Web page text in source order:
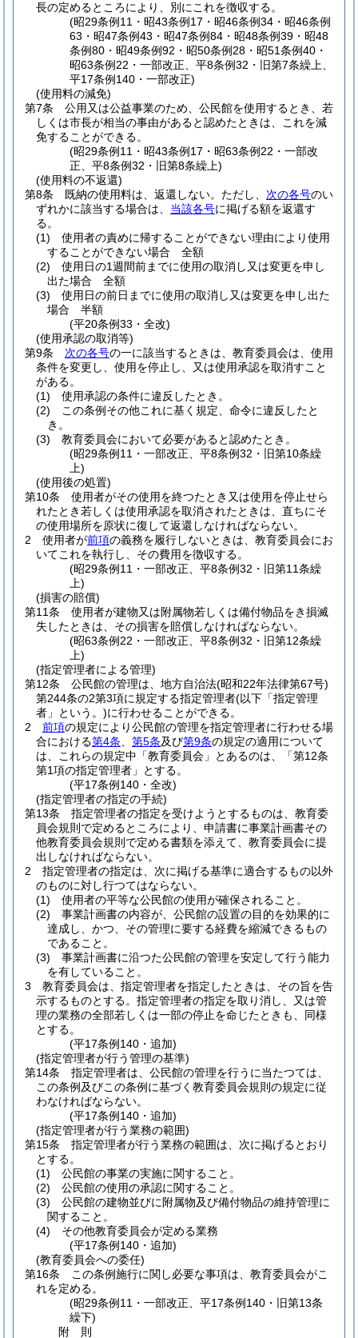
長の定めるところにより、別にこれを徴収する。
(昭29条例11・昭43条例17・昭46条例34・昭46条例
63・昭47条例43・昭47条例84・昭48条例39・昭48
条例80・昭49条例92・昭50条例28・昭51条例40・
昭63条例22・一部改正、平8条例32・旧第7条繰上、
平17条例140・一部改正)
(使用料の減免)
第7条
公用又は公益事業のため、公民館を使用するとき、若
しくは市長が相当の事由があると認めたときは、これを減
免することができる。
(昭29条例11・昭43条例17・昭63条例22・一部改
正、平8条例32・旧第8条繰上)
(使用料の不返還)
第8条
既納の使用料は、返還しない。 ただし、 次の各号のい
ずれかに該当する場合は、 当該各号に掲げる額を返還す
る。
(1)
使用者の責めに帰することができない理由により使用
することができない場合 全額
(2)
使用日の1週間前までに使用の取消し又は変更を申し
出た場合 全額
(3)
使用日の前日までに使用の取消し又は変更を申し出た
場合 半額
(平20条例33・全改)
(使用承認の取消等)
第9条
次の各号の一に該当するときは、教育委員会は、使用
条件を変更し、使用を停止し、又は使用承認を取消すこと
がある。
(1)
使用承認の条件に違反したとき。
(2)
この条例その他これに基く規定、命令に違反したと
き。
(3)
教育委員会において必要があると認めたとき。
(昭29条例11・一部改正、平8条例32・旧第10条繰
上)
(使用後の処置)
第10条
使用者がその使用を終つたとき又は使用を停止せら
れたとき若しくは使用承認を取消されたときは、直ちにそ
の使用場所を原状に復して返還しなければならない。
2
使用者が前項の義務を履行しないときは、教育委員会にお
いてこれを執行し、その費用を徴収する。
(昭29条例11・一部改正、平8条例32・旧第11条繰
上)
(損害の賠償)
第11条
使用者が建物又は附属物若しくは備付物品をき損滅
失したときは、その損害を賠償しなければならない。
(昭63条例22・一部改正、平8条例32・旧第12条繰
上)
(指定管理者による管理)
第12条
公民館の管理は、地方自治法(昭和22年法律第67号)
第244条の2第3項に規定する指定管理者(以下「指定管理
者」という。)に行わせることができる。
2
前項の規定により公民館の管理を指定管理者に行わせる場
合における第4条 第5条及び第9条の規定の適用について
は、これらの規定中「教育委員会」とあるのは、「第12条
第1項の指定管理者」とする。
(平17条例140・全改)
(指定管理者の指定の手続)
第13条
指定管理者の指定を受けようとするものは、教育委
員会規則で定めるところにより、申請書に事業計画書その
他教育委員会規則で定める書類を添えて、教育委員会に提
出しなければならない。
2
指定管理者の指定は、次に掲げる基準に適合するもの以外
のものに対し行つてはならない。
(1)
使用者の平等な公民館の使用が確保されること。
(2)
事業計画書の内容が、公民館の設置の目的を効果的に
達成し、かつ、その管理に要する経費を縮減できるもの
であること。
(3)
事業計画書に沿つた公民館の管理を安定して行う能力
を有していること。
3
教育委員会は、指定管理者を指定したときは、その旨を告
示するものとする。 指定管理者の指定を取り消し、又は管
理の業務の全部若しくは一部の停止を命じたときも、同様
とする。
(平17条例140・追加)
(指定管理者が行う管理の基準)
第14条
指定管理者は、公民館の管理を行うに当たつては、
この条例及びこの条例に基づく教育委員会規則の規定に従
わなければならない。
(平17条例140・追加)
(指定管理者が行う業務の範囲)
第15条
指定管理者が行う業務の範囲は、次に掲げるとおり
とする。
(1)
公民館の事業の実施に関すること。
(2)
公民館の使用の承認に関すること。
(3)
公民館の建物並びに附属物及び備付物品の維持管理に
関すること。
(4)
その他教育委員会が定める業務
(平17条例140・追加)
(教育委員会への委任)
第16条
この条例施行に関し必要な事項は、教育委員会がこ
れを定める。
(昭29条例11・一部改正、平17条例140・旧第13条
繰下)
附 則